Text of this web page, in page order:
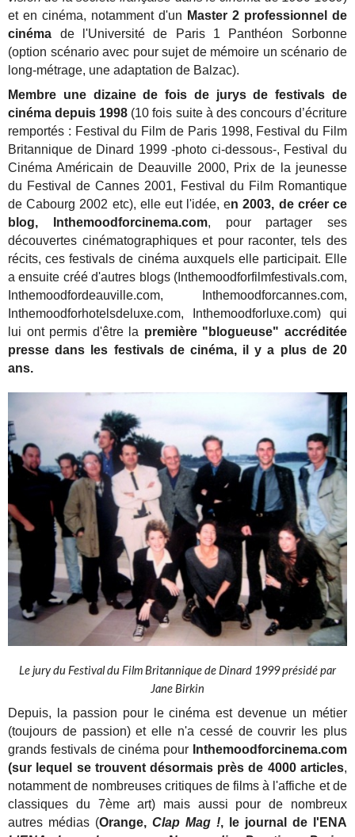
et en cinéma, notamment d'un Master 2 professionnel de
cinéma de l'Université de Paris 1 Panthéon Sorbonne
(option scénario avec pour sujet de mémoire un scénario de
long-métrage, une adaptation de Balzac).
Membre une dizaine de fois de jurys de festivals de
cinéma depuis 1998 (10 fois suite à des concours d’écriture
remportés : Festival du Film de Paris 1998, Festival du Film
Britannique de Dinard 1999 -photo ci-dessous-, Festival du
Cinéma Américain de Deauville 2000, Prix de la jeunesse
du Festival de Cannes 2001, Festival du Film Romantique
de Cabourg 2002 etc), elle eut l'idée, en 2003, de créer ce
blog, Inthemoodforcinema.com, pour partager ses
découvertes cinématographiques et pour raconter, tels des
récits, ces festivals de cinéma auxquels elle participait. Elle
a ensuite créé d'autres blogs (Inthemoodforfilmfestivals.com,
Inthemoodfordeauville.com, Inthemoodforcannes.com,
Inthemoodforhotelsdeluxe.com, Inthemoodforluxe.com) qui
lui ont permis d'être la première "blogueuse" accréditée
presse dans les festivals de cinéma, il y a plus de 20
ans.
Le jury du Festival du Film Britannique de Dinard 1999 présidé par
Jane Birkin
Depuis, la passion pour le cinéma est devenue un métier
(toujours de passion) et elle n'a cessé de couvrir les plus
grands festivals de cinéma pour Inthemoodforcinema.com
(sur lequel se trouvent désormais près de 4000 articles,
notamment de nombreuses critiques de films à l'affiche et de
classiques du 7ème art) mais aussi pour de nombreux
autres médias (Orange,Clap Mag !, le journal de l'ENA